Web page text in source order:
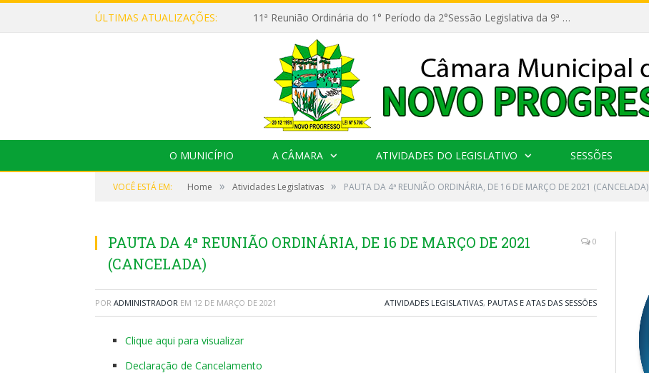
ÚLTIMAS ATUALIZAÇÕES: 11ª Reunião Ordinária do 1° Período da 2°Sessão Legislativa da 9ª Legislatura do Poder Legislativo
O MUNICÍPIO A CÂMARA ATIVIDADES DO LEGISLATIVO SESSÕES
VOCÊ ESTÁ EM: Home » Atividades Legislativas » PAUTA DA 4ª REUNIÃO ORDINÁRIA, DE 16 DE MARÇO DE 2021 (CANCELADA)
PAUTA DA 4ª REUNIÃO ORDINÁRIA, DE 16 DE MARÇO DE 2021
(CANCELADA)
0
POR ADMINISTRADOR EM 12 DE MARÇO DE 2021 ATIVIDADES LEGISLATIVAS, PAUTAS E ATAS DAS SESSÕES
Clique aqui para visualizar
Declaração de Cancelamento